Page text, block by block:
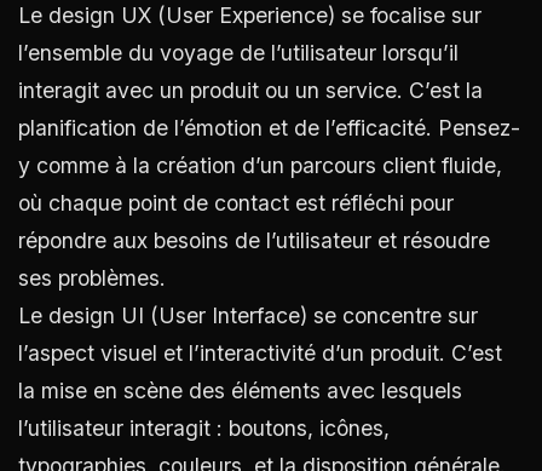
Le design UX (User Experience) se focalise sur
l’ensemble du voyage de l’utilisateur lorsqu’il
interagit avec un produit ou un service. C’est la
planification de l’émotion et de l’efficacité. Pensez-
y comme à la création d’un parcours client fluide,
où chaque point de contact est réfléchi pour
répondre aux besoins de l’utilisateur et résoudre
ses problèmes.
Le design UI (User Interface) se concentre sur
l’aspect visuel et l’interactivité d’un produit. C’est
la mise en scène des éléments avec lesquels
l’utilisateur interagit : boutons, icônes,
typographies, couleurs, et la disposition générale.